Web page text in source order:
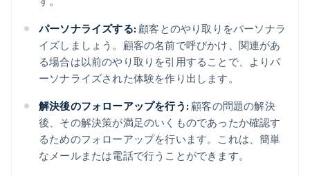
パーソナライズする: 顧客とのやり取りをパーソナラ
イズしましょう。顧客の名前で呼びかけ、関連があ
る場合は以前のやり取りを引用することで、よりパ
ーソナライズされた体験を作り出します。
解決後のフォローアップを行う: 顧客の問題の解決
後、その解決策が満足のいくものであったか確認す
るためのフォローアップを行います。これは、簡単
なメールまたは電話で行うことができます。